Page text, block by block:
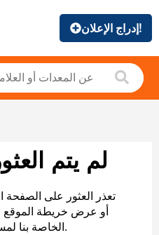
إدراج الإعلان!
لم يتم
تعذر العثور على
الخاصة بنا لمساعدتك في العثور على ما تريد.